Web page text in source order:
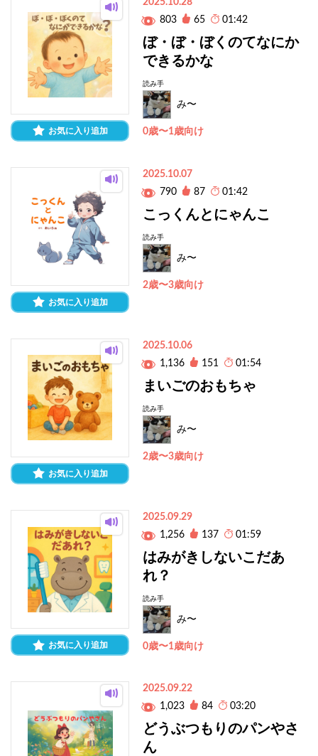
お気に入り追加
2025.10.28
803
65 01:42
ぼ・ぼ・ぼくのてなにか
できるかな
読み手
み〜
0歳〜1歳向け
お気に入り追加
2025.10.07
790
87 01:42
こっくんとにゃんこ
読み手
み〜
2歳〜3歳向け
お気に入り追加
2025.10.06
1,136
151 01:54
まいごのおもちゃ
読み手
み〜
2歳〜3歳向け
お気に入り追加
2025.09.29
1,256
137 01:59
はみがきしないこだあ
れ？
読み手
み〜
0歳〜1歳向け
2025.09.22
1,023
84 03:20
どうぶつもりのパンやさ
ん